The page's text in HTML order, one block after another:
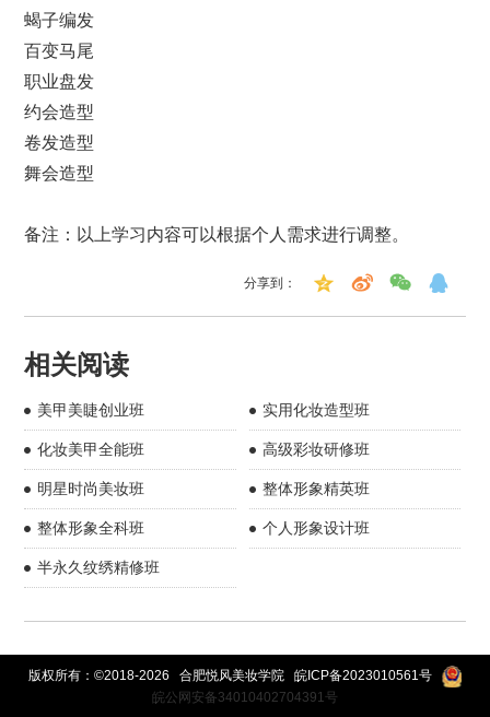
蝎子编发
百变马尾
职业盘发
约会造型
卷发造型
舞会造型
备注：以上学习内容可以根据个人需求进行调整。
分享到：
相关阅读
美甲美睫创业班 实用化妆造型班
化妆美甲全能班 高级彩妆研修班
明星时尚美妆班 整体形象精英班
整体形象全科班 个人形象设计班
半永久纹绣精修班
版权所有：©2018-2026 合肥悦风美妆学院 皖ICP备2023010561号
皖公网安备34010402704391号